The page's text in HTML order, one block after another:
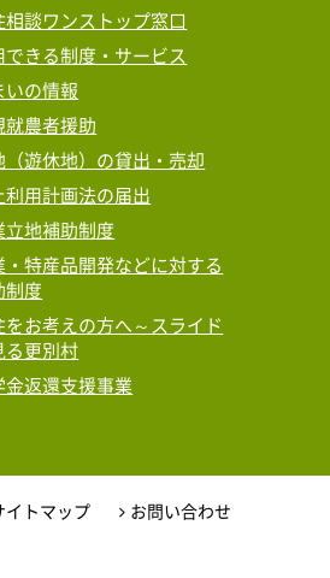
相談ワンストップ窓口
できる制度・サービス
いの情報
就農者援助
（遊休地）の貸出・売却
利用計画法の届出
立地補助制度
・特産品開発などに対する
制度
をお考えの方へ～スライド
る更別村
金返還支援事業
イトマップ お問い合わせ